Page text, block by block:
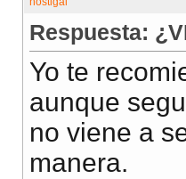
Respuesta:
Yo te
aunque
no viene a
manera.